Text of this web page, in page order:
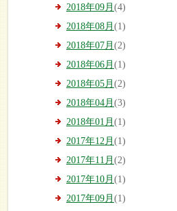
2018年09月 (4)
2018年08月 (1)
2018年07月 (2)
2018年06月 (1)
2018年05月 (2)
2018年04月 (3)
2018年01月 (1)
2017年12月 (1)
2017年11月 (2)
2017年10月 (1)
2017年09月 (1)